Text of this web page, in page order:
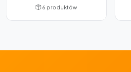
6 produktów